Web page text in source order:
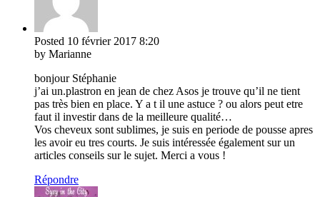
Posted 10 février 2017 8:20
by Marianne
bonjour Stéphanie
j’ai un.plastron en jean de chez Asos je trouve qu’il ne tient
pas très bien en place. Y a t il une astuce ? ou alors peut etre
faut il investir dans de la meilleure qualité…
Vos cheveux sont sublimes, je suis en periode de pousse apres
les avoir eu tres courts. Je suis intéressée également sur un
articles conseils sur le sujet. Merci a vous !
Répondre